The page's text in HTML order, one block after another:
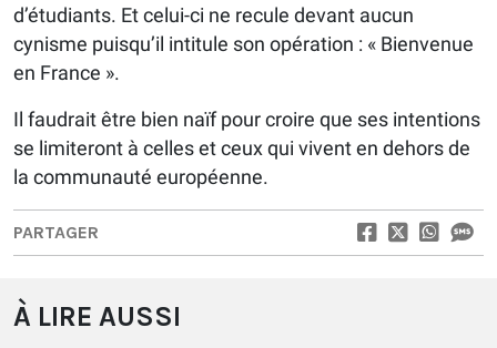
d’étudiants. Et celui-ci ne recule devant aucun
cynisme puisqu’il intitule son opération : « Bienvenue
en France ».
Il faudrait être bien naïf pour croire que ses intentions
se limiteront à celles et ceux qui vivent en dehors de
la communauté européenne.
PARTAGER
À LIRE AUSSI